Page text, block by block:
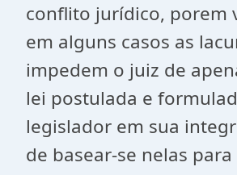
conflito jurídico, porem
em alguns casos as
impedem o juiz de
lei postulada e
legislador em sua
de basear-se nelas